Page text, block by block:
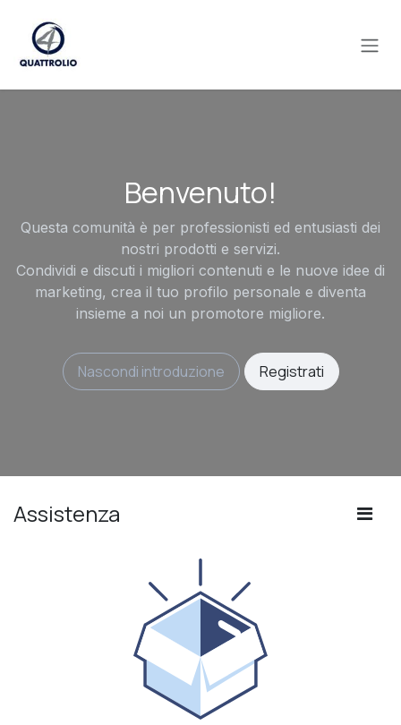
Benvenuto!
Questa comunità è per professionisti ed entusiasti dei
nostri prodotti e servizi.
Condividi e discuti i migliori contenuti e le nuove idee di
marketing, crea il tuo profilo personale e diventa
insieme a noi un promotore migliore.
Nascondi introduzione Registrati
Assistenza